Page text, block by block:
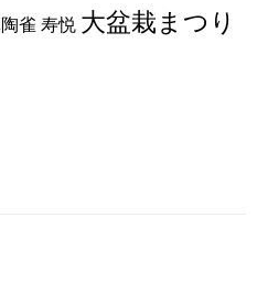
雀 寿悦 大盆栽まつり